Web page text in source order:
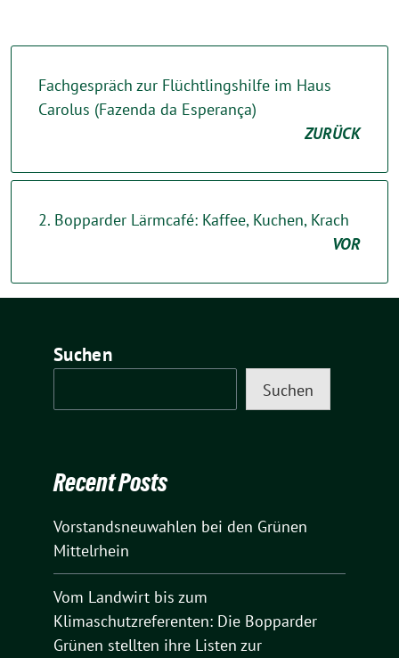
Fachgespräch zur Flüchtlingshilfe im Haus
Carolus (Fazenda da Esperança)
ZURÜCK
2. Bopparder Lärmcafé: Kaffee, Kuchen, Krach
VOR
Suchen
Suchen
Recent Posts
Vorstandsneuwahlen bei den Grünen
Mittelrhein
Vom Landwirt bis zum
Klimaschutzreferenten: Die Bopparder
Grünen stellten ihre Listen zur